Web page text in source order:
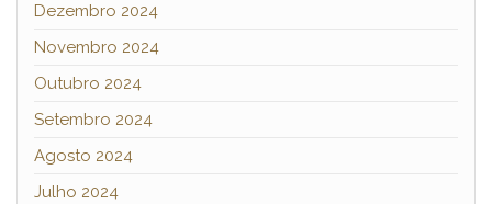
Dezembro 2024
Novembro 2024
Outubro 2024
Setembro 2024
Agosto 2024
Julho 2024